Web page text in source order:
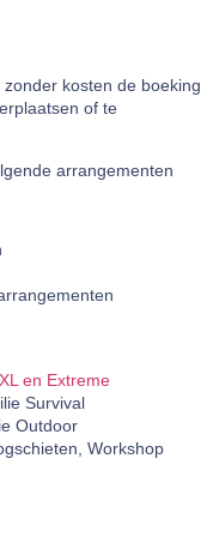
kosten de boeking
of te
arrangementen
en Extreme
Survival
Outdoor
Workshop